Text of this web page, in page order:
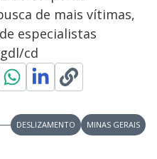
de mais vítimas,
especialistas
cd
DESLIZAMENTO MINAS GERAIS